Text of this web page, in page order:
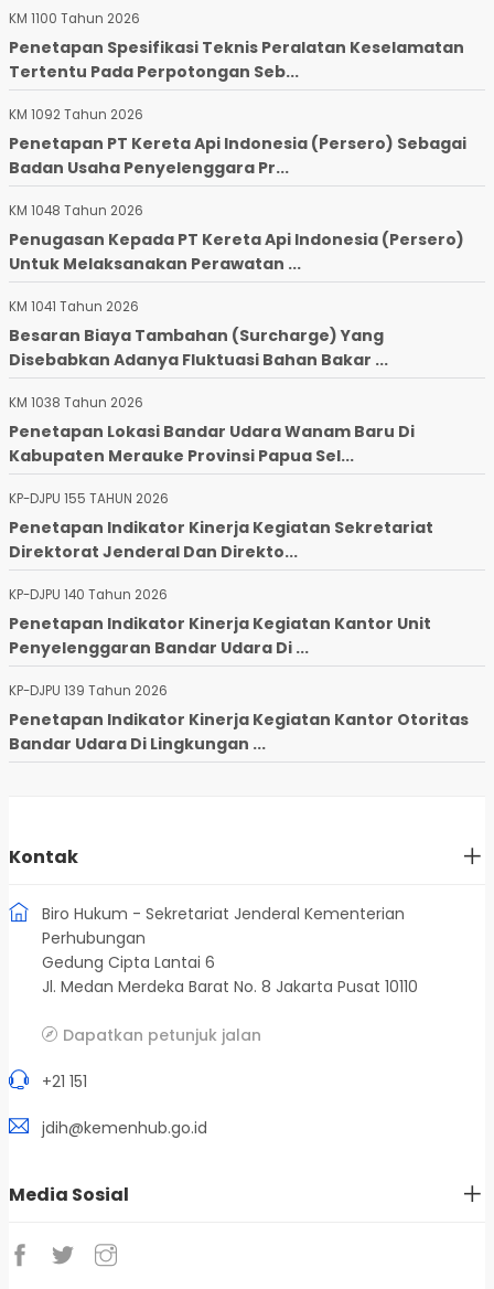
KM 1100 Tahun 2026
Penetapan Spesifikasi Teknis Peralatan Keselamatan
Tertentu Pada Perpotongan Seb...
KM 1092 Tahun 2026
Penetapan PT Kereta Api Indonesia (Persero) Sebagai
Badan Usaha Penyelenggara Pr...
KM 1048 Tahun 2026
Penugasan Kepada PT Kereta Api Indonesia (Persero)
Untuk Melaksanakan Perawatan ...
KM 1041 Tahun 2026
Besaran Biaya Tambahan (Surcharge) Yang
Disebabkan Adanya Fluktuasi Bahan Bakar ...
KM 1038 Tahun 2026
Penetapan Lokasi Bandar Udara Wanam Baru Di
Kabupaten Merauke Provinsi Papua Sel...
KP-DJPU 155 TAHUN 2026
Penetapan Indikator Kinerja Kegiatan Sekretariat
Direktorat Jenderal Dan Direkto...
KP-DJPU 140 Tahun 2026
Penetapan Indikator Kinerja Kegiatan Kantor Unit
Penyelenggaran Bandar Udara Di ...
KP-DJPU 139 Tahun 2026
Penetapan Indikator Kinerja Kegiatan Kantor Otoritas
Bandar Udara Di Lingkungan ...
Kontak
Biro Hukum - Sekretariat Jenderal Kementerian
Perhubungan
Gedung Cipta Lantai 6
Jl. Medan Merdeka Barat No. 8 Jakarta Pusat 10110
Dapatkan petunjuk jalan
+21 151
jdih@kemenhub.go.id
Media Sosial